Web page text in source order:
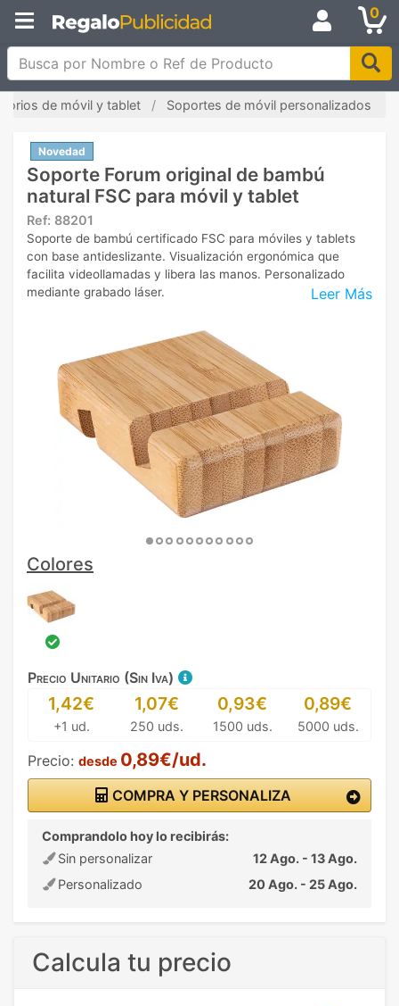
0
Busca por Nombre o Ref de Producto
de móvil y tablet Soportes de móvil personalizados
Novedad
Soporte Forum original de bambú
natural FSC para móvil y tablet
Ref: 88201
Leer Más
Soporte de bambú certificado FSC para móviles y tablets
con base antideslizante. Visualización ergonómica que
facilita videollamadas y libera las manos. Personalizado
mediante grabado láser.
Colores
Precio Unitario (Sin Iva)
1,42€
+1 ud.
1,07€
250 uds.
0,93€
1500 uds.
0,89€
5000 uds.
Precio: desde 0,89€/ud.
COMPRA Y PERSONALIZA
Comprandolo hoy lo recibirás:
Sin personalizar
12 Ago. - 13 Ago.
Personalizado
20 Ago. - 25 Ago.
Calcula tu precio